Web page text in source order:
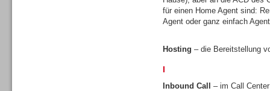
für einen Home Agent sind:
Agent oder ganz einfach
Hosting – die Bereitstellung
I
Inbound Call – im Call